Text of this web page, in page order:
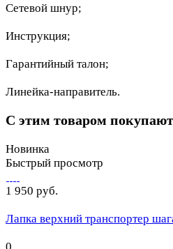
Сетевой шнур;
Инструкция;
Гарантийный талон;
Линейка-направитель.
С этим товаром покупают
Новинка
Быстрый просмотр
1 950 руб.
Лапка верхний транспортер